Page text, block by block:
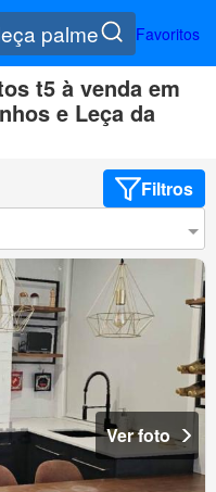
Favoritos
t5 à venda em
e Leça da
Filtros
Ver foto